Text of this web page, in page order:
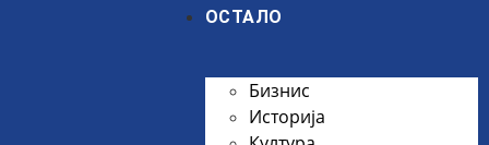
ОСТАЛО
Бизнис
Историја